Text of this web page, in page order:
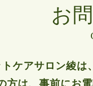
お
ケアサロン綾は、
方は、事前にお